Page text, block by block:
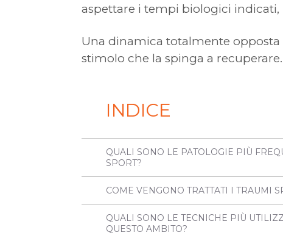
aspettare i tempi biologici
Una dinamica totalmente opposta
stimolo che la spinga a recuperare.
INDICE
QUALI SONO LE PATOLOGIE PIÙ
SPORT?
COME VENGONO TRATTATI I TRAUMI
QUALI SONO LE TECNICHE PIÙ
QUESTO AMBITO?